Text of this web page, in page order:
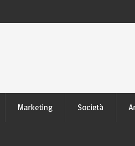
L’evoluzione delle
TB di dati
Marketing Società